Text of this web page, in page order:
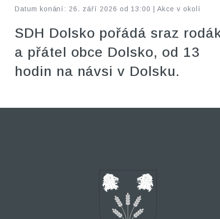
Datum konání: 26. září 2026 od 13:00 |Akce v okolí
SDH Dolsko pořádá sraz
a přátel obce Dolsko, od 13
hodin na návsi v Dolsku.